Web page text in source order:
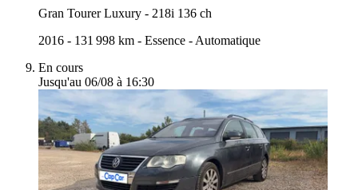
Gran Tourer Luxury - 218i 136 ch
2016 - 131 998 km - Essence - Automatique
En cours
Jusqu'au 06/08 à 16:30